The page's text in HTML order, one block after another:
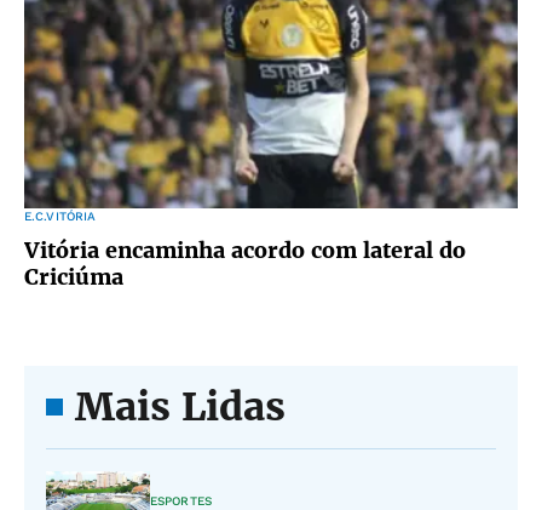
E.C.VITÓRIA
Vitória encaminha acordo com lateral do
Criciúma
Mais Lidas
ESPORTES